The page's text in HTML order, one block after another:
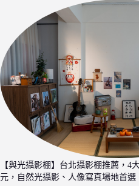
【與光攝影棚】台北攝影棚推薦，4
元，自然光攝影、人像寫真場地首選